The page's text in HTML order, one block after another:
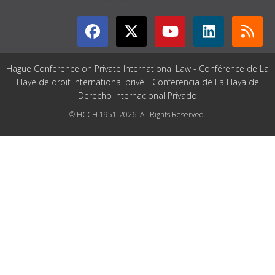
Hague Conference on Private International Law - Conférence de La
Haye de droit international privé - Conferencia de La Haya de
Derecho Internacional Privado
© HCCH 1951-2026. All Rights Reserved.